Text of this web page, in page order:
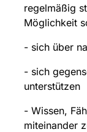
regelmäßig
Möglichkeit
- sich über
- sich
unterstützen
- Wissen,
miteinander